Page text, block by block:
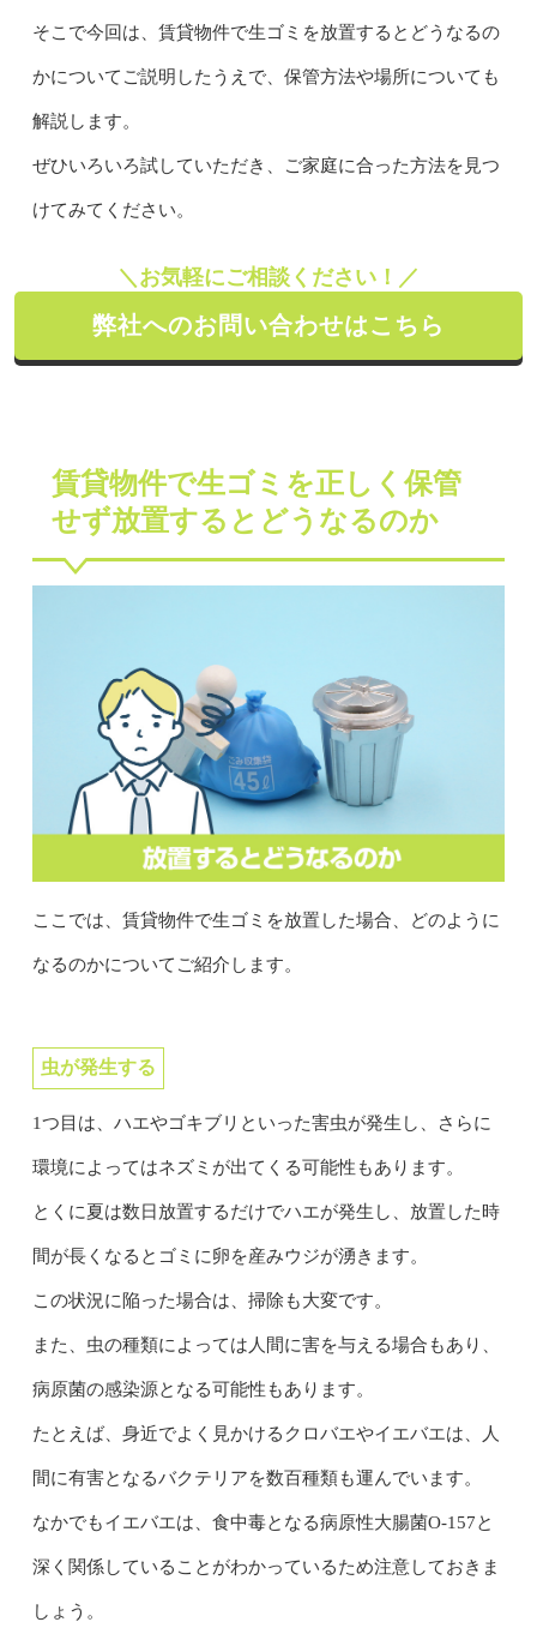
そこで今回は、賃貸物件で生ゴミを放置するとどうなるの
かについてご説明したうえで、保管方法や場所についても
解説します。
ぜひいろいろ試していただき、ご家庭に合った方法を見つ
けてみてください。
＼お気軽にご相談ください！／
弊社へのお問い合わせはこちら
賃貸物件で生ゴミを正しく保管
せず放置するとどうなるのか
ここでは、賃貸物件で生ゴミを放置した場合、どのように
なるのかについてご紹介します。
虫が発生する
1つ目は、ハエやゴキブリといった害虫が発生し、さらに
環境によってはネズミが出てくる可能性もあります。
とくに夏は数日放置するだけでハエが発生し、放置した時
間が長くなるとゴミに卵を産みウジが湧きます。
この状況に陥った場合は、掃除も大変です。
また、虫の種類によっては人間に害を与える場合もあり、
病原菌の感染源となる可能性もあります。
たとえば、身近でよく見かけるクロバエやイエバエは、人
間に有害となるバクテリアを数百種類も運んでいます。
なかでもイエバエは、食中毒となる病原性大腸菌O-157と
深く関係していることがわかっているため注意しておきま
しょう。